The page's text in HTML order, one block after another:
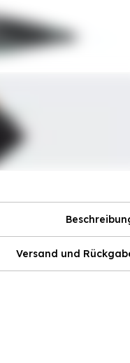
Versand und